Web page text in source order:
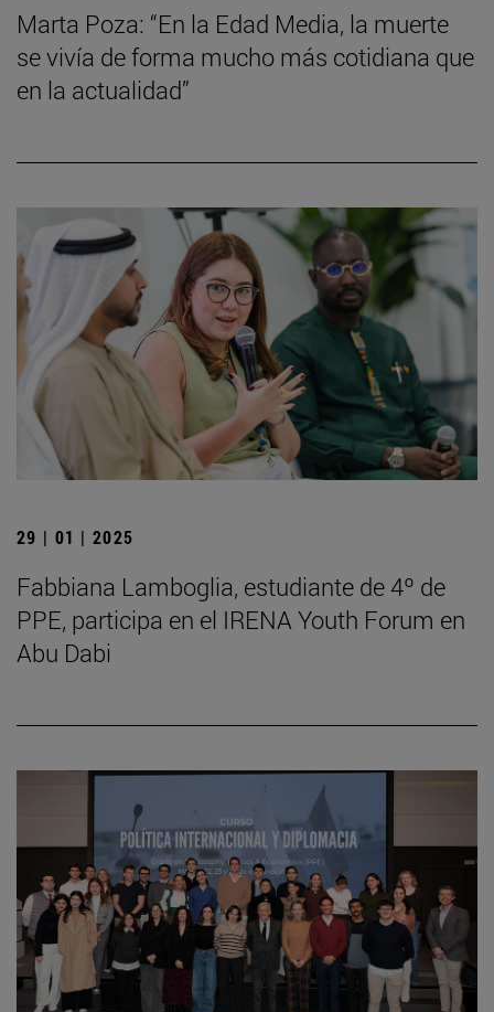
Marta Poza: “En la Edad Media, la muerte
se vivía de forma mucho más cotidiana que
en la actualidad”
29 | 01 | 2025
Fabbiana Lamboglia, estudiante de 4º de
PPE, participa en el IRENA Youth Forum en
Abu Dabi